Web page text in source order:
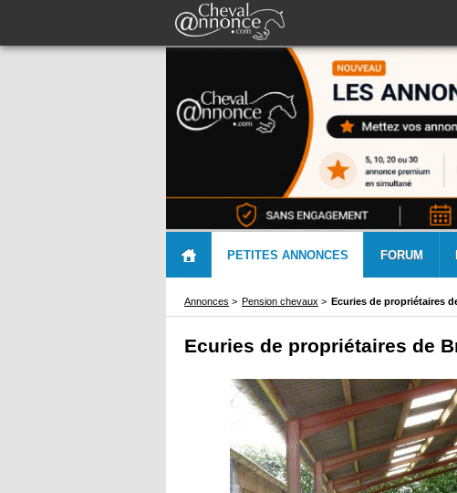
PETITES ANNONCES FORUM
Annonces > Pension chevaux > Ecuries de propriétaires
Ecuries de propriétaires de